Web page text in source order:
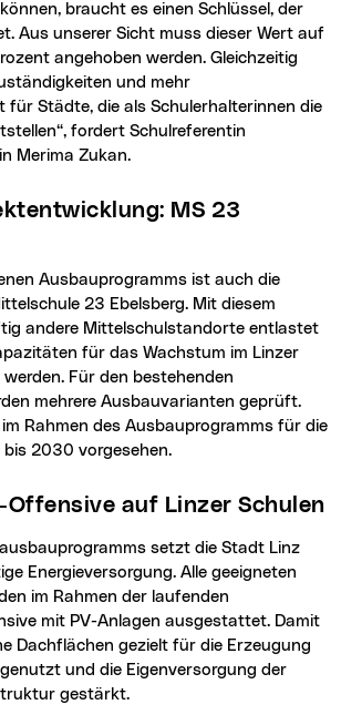
braucht es einen Schlüssel, der
Aus unserer Sicht muss dieser Wert auf
angehoben werden. Gleichzeitig
und mehr
für Städte, die als Schulerhalterinnen die
fordert Schulreferentin
Merima Zukan.
23 Ebelsberg. Mit diesem
andere Mittelschulstandorte entlastet
für das Wachstum im Linzer
Für den bestehenden
mehrere Ausbauvarianten geprüft.
Rahmen des Ausbauprogramms für die
2030 vorgesehen.
Offensive auf Linzer Schulen
Energieversorgung. Alle geeigneten
im Rahmen der laufenden
mit PV-Anlagen ausgestattet. Damit
Dachflächen gezielt für die Erzeugung
und die Eigenversorgung der
gestärkt.